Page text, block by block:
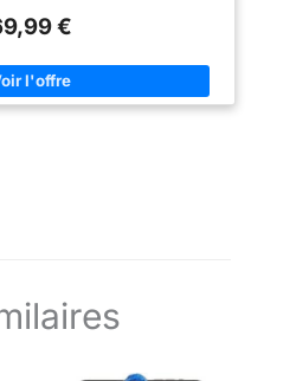
Diamètre de la soucoupe env.
€